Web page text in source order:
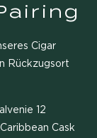
Cigar
Rückzugsort
12
Cask